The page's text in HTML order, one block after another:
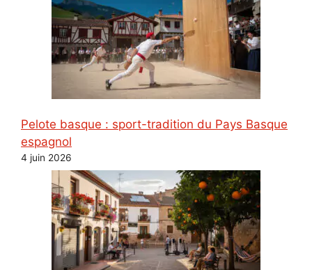
Pelote basque : sport-tradition du Pays Basque
espagnol
4 juin 2026